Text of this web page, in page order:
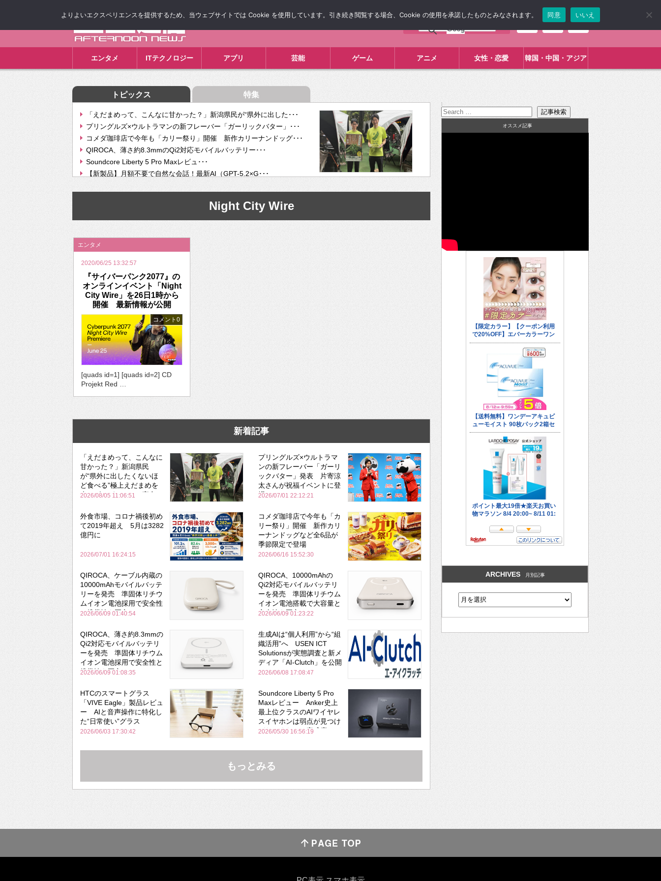
エンタメ ITテクノロジー アプリ 芸能 ゲーム アニメ 女性・恋愛 韓国・中国・アジア
トピックス 特集
「えだまめって、こんなに甘かった？」新潟県民が“県外に出した･･･
プリングルズ×ウルトラマンの新フレーバー「ガーリックバター」･･･
コメダ珈琲店で今年も「カリー祭り」開催 新作カリーナンドッグ･･･
QIROCA、薄さ約8.3mmのQi2対応モバイルバッテリー･･･
Soundcore Liberty 5 Pro Maxレビュ･･･
【新製品】月額不要で自然な会話！最新AI（GPT-5.2×G･･･
【次世代の没入感と生産性】VITURE Luma Ultra･･･
挫折率8割の壁をAIで突破。ジャストシステム、”自分が今話し･･･
2026年のバレンタインは「自分で作って、想いを渡す」 TE･･･
Night City Wire
エンタメ
2020/06/25 13:32:57
『サイバーパンク2077』の
オンラインイベント「Night
City Wire」を26日1時から
開催 最新情報が公開
コメント0
[quads id=1] [quads id=2] CD
Projekt Red …
新着記事
「えだまめって、こんなに
甘かった？」新潟県民
が“県外に出したくないほ
ど食べる”極上えだまめを
森のビアガーデンで実食
2026/08/05 11:06:51
プリングルズ×ウルトラマ
ンの新フレーバー「ガーリ
ックバター」発表 片寄涼
太さんが祝福イベントに登
場
2026/07/01 22:12:21
外食市場、コロナ禍後初め
て2019年超え 5月は3282
億円に
2026/07/01 16:24:15
コメダ珈琲店で今年も「カ
リー祭り」開催 新作カリ
ーナンドッグなど全6品が
季節限定で登場
2026/06/16 15:52:30
QIROCA、ケーブル内蔵の
10000mAhモバイルバッテ
リーを発売 準固体リチウ
ムイオン電池採用で安全性
と携帯性を両立
2026/06/09 01:40:54
QIROCA、10000mAhの
Qi2対応モバイルバッテリ
ーを発売 準固体リチウム
イオン電池搭載で大容量と
安全性を両立
2026/06/09 01:23:22
QIROCA、薄さ約8.3mmの
Qi2対応モバイルバッテリ
ーを発売 準固体リチウム
イオン電池採用で安全性と
携帯性を両立
2026/06/09 01:08:35
生成AIは“個人利用”から“組
織活用”へ USEN ICT
Solutionsが実態調査と新メ
ディア「AI-Clutch」を公開
2026/06/08 17:08:47
HTCのスマートグラス
「VIVE Eagle」製品レビュ
ー AIと音声操作に特化し
た“日常使い”グラス
2026/06/03 17:30:42
Soundcore Liberty 5 Pro
Maxレビュー Anker史上
最上位クラスのAIワイヤレ
スイヤホンは弱点が見つけ
づらいくらいの完成度にび
Bose並み
2026/05/30 16:56:19
もっとみる
:
オススメ記事
ARCHIVES 月別記事
よりよいエクスペリエンスを提供するため、当ウェブサイトでは Cookie を使用しています。引き続き閲覧する場合、Cookie の使用を承諾したものとみなされます。 同意 いいえ